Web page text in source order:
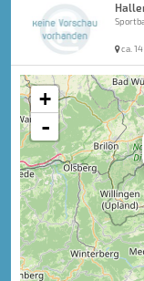
ca.
+
-